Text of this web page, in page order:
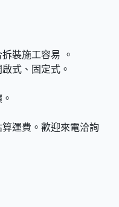
裝施工容易 。
式、固定式。
運費。歡迎來電洽詢